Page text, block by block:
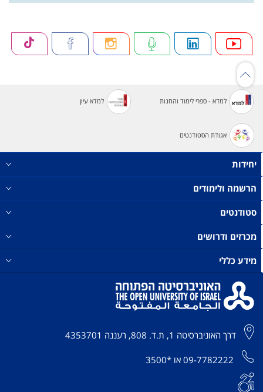
למדא - ספרי לימוד והחנות למדא עיון
אגודת הסטודנטים
יחידות
הרשמה ולימודים
סטודנטים
מכרזים ודרושים
מידע כללי
דרך האוניברסיטה 1, ת.ד. 808, רעננה 4353701
09-7782222 או *3500